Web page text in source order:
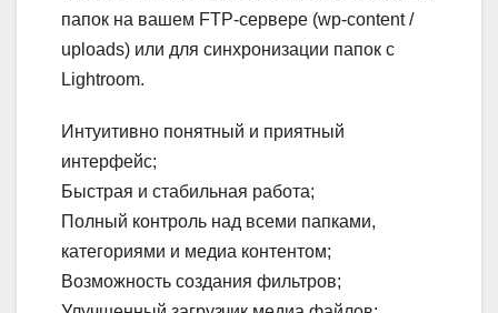
папок на вашем FTP-сервере (wp-content /
uploads) или для синхронизации папок с
Lightroom.
Интуитивно понятный и приятный
интерфейс;
Быстрая и стабильная работа;
Полный контроль над всеми папками,
категориями и медиа контентом;
Возможность создания фильтров;